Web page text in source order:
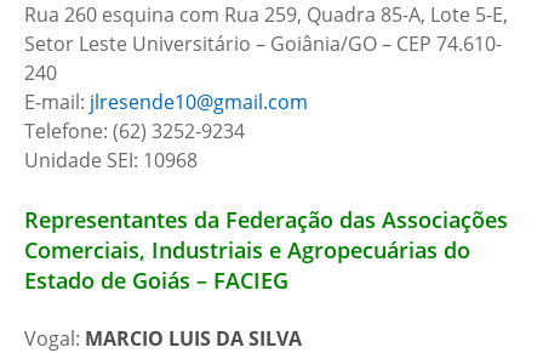
Rua 260 esquina com Rua 259, Quadra 85-A, Lote 5-E,
Setor Leste Universitário – Goiânia/GO – CEP 74.610-
240
E-mail: jlresende10@gmail.com
Telefone: (62) 3252-9234
Unidade SEI: 10968
Representantes da Federação das Associações
Comerciais, Industriais e Agropecuárias do
Estado de Goiás – FACIEG
Vogal: MARCIO LUIS DA SILVA